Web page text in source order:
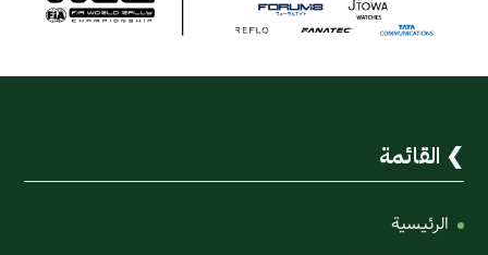
القائمة
الرئيسية